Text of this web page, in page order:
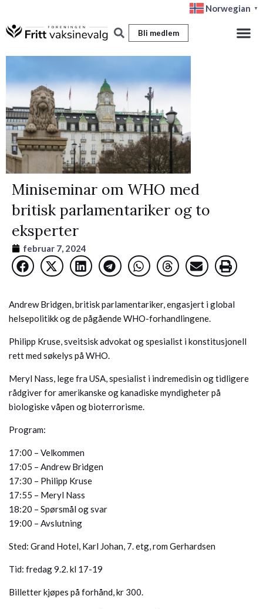
til
Norwegian ▼
Bli medlem
Miniseminar om WHO med
britisk parlamentariker og to
eksperter
februar 7, 2024
Andrew Bridgen, britisk parlamentariker, engasjert i global
helsepolitikk og de pågående WHO-forhandlingene.
Philipp Kruse, sveitsisk advokat og spesialist i konstitusjonell
rett med søkelys på WHO.
Meryl Nass, lege fra USA, spesialist i indremedisin og tidligere
rådgiver for amerikanske og kanadiske myndigheter på
biologiske våpen og bioterrorisme.
Program:
17:00 – Velkommen
17:05 – Andrew Bridgen
17:30 – Philipp Kruse
17:55 – Meryl Nass
18:20 – Spørsmål og svar
19:00 – Avslutning
Sted: Grand Hotel, Karl Johan, 7. etg, rom Gerhardsen
Tid: fredag 9.2. kl 17-19
Billetter kjøpes på forhånd, kr 300.